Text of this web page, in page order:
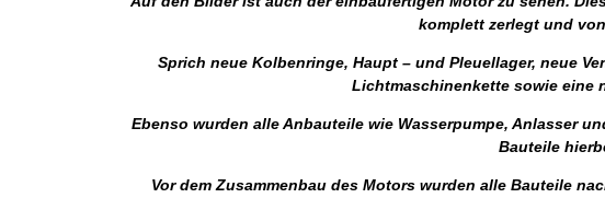
komplett zerlegt und
Sprich neue Kolbenringe, Haupt – und Pleuellager, neue
Lichtmaschinenkette sowie eine
Ebenso wurden alle Anbauteile wie Wasserpumpe, Anlasser
Bauteile
Vor dem Zusammenbau des Motors wurden alle Bauteile